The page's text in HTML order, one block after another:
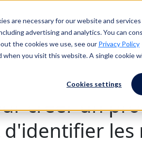
are necessary for our website and
advertising and analytics. You can
the cookies we use, see our Privacy Policy
you visit this website. A single cookie
Cookies settings
Succès des clients Ressources
créer un
les